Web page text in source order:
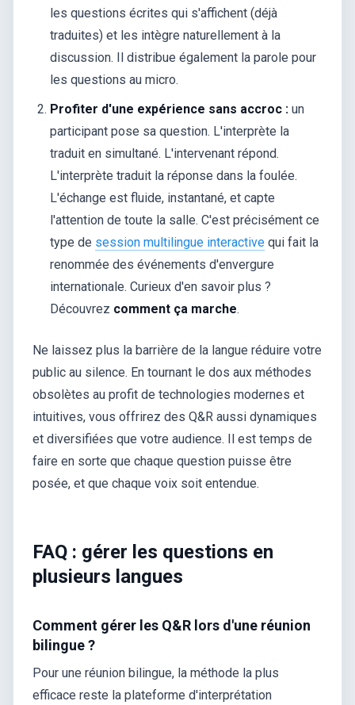
les questions écrites qui s'affichent (déjà
traduites) et les intègre naturellement à la
discussion. Il distribue également la parole pour
les questions au micro.
Profiter d'une expérience sans accroc : un
participant pose sa question. L'interprète la
traduit en simultané. L'intervenant répond.
L'interprète traduit la réponse dans la foulée.
L'échange est fluide, instantané, et capte
l'attention de toute la salle. C'est précisément ce
type de session multilingue interactive qui fait la
renommée des événements d'envergure
internationale. Curieux d'en savoir plus ?
Découvrez comment ça marche.
Ne laissez plus la barrière de la langue réduire votre
public au silence. En tournant le dos aux méthodes
obsolètes au profit de technologies modernes et
intuitives, vous offrirez des Q&R aussi dynamiques
et diversifiées que votre audience. Il est temps de
faire en sorte que chaque question puisse être
posée, et que chaque voix soit entendue.
FAQ : gérer les questions en
plusieurs langues
Comment gérer les Q&R lors d'une réunion
bilingue ?
Pour une réunion bilingue, la méthode la plus
efficace reste la plateforme d'interprétation